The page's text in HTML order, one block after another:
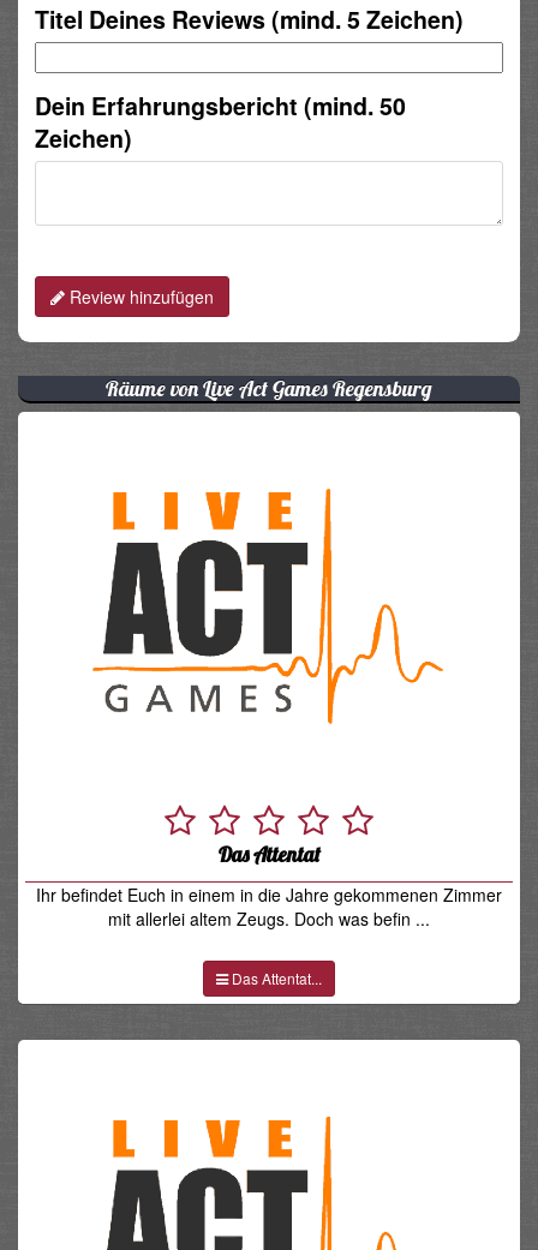
Titel Deines Reviews (mind. 5 Zeichen)
Dein Erfahrungsbericht (mind. 50
Zeichen)
Review hinzufügen
Räume von Live Act Games Regensburg
Das Attentat
Ihr befindet Euch in einem in die Jahre gekommenen Zimmer
mit allerlei altem Zeugs. Doch was befin ...
Das Attentat...